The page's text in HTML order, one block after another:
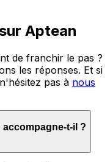
Aptean
de franchir le pas ?
les réponses. Et si
pas à nous
t-il ?